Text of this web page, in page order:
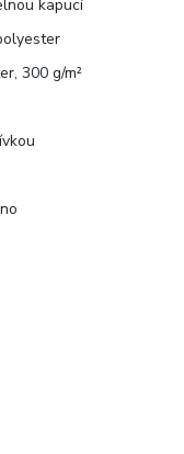
kapucí
300 g/m²